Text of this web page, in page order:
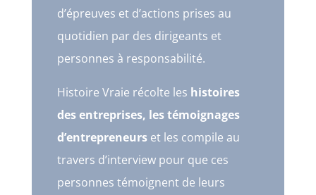
d’épreuves et d’actions prises au
quotidien par des dirigeants et
personnes à responsabilité.
Histoire Vraie récolte les histoires
des entreprises, les témoignages
d’entrepreneurset les compile au
travers d’interview pour que ces
personnes témoignent de leurs